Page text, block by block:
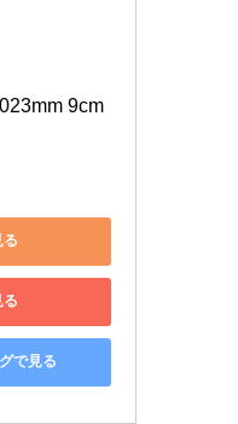
9cm
る
で見る